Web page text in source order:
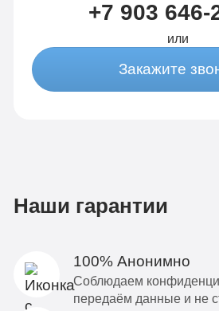
+7 903 646-
или
Закажите
Наши гарантии
100% Анонимно
Соблюдаем
передаём данные и не